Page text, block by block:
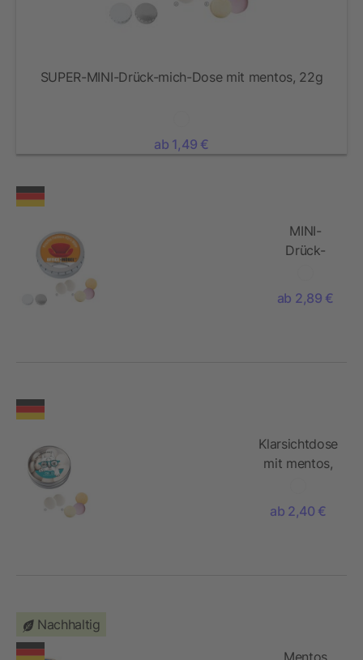
SUPER-MINI-Drück-mich-Dose mit mentos, 22g
ab 1,49 €
MINI-
Drück-
mentos,
ab 2,89 €
Klarsichtdose
mit mentos,
ab 2,40 €
Nachhaltig
Mentos